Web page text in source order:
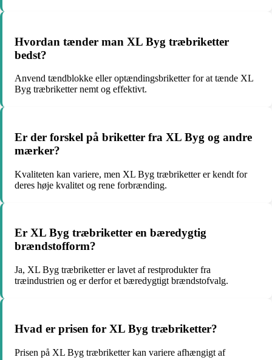
Hvordan tænder man XL Byg træbriketter
bedst?
Anvend tændblokke eller optændingsbriketter for at tænde XL
Byg træbriketter nemt og effektivt.
Er der forskel på briketter fra XL Byg og andre
mærker?
Kvaliteten kan variere, men XL Byg træbriketter er kendt for
deres høje kvalitet og rene forbrænding.
Er XL Byg træbriketter en bæredygtig
brændstofform?
Ja, XL Byg træbriketter er lavet af restprodukter fra
træindustrien og er derfor et bæredygtigt brændstofvalg.
Hvad er prisen for XL Byg træbriketter?
Prisen på XL Byg træbriketter kan variere afhængigt af